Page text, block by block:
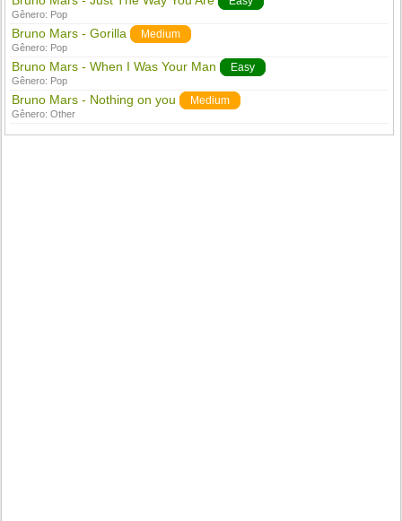
Gênero: Pop
Bruno Mars - Gorilla Medium
Gênero: Pop
Bruno Mars - When I Was Your Man Easy
Gênero: Pop
Bruno Mars - Nothing on you Medium
Gênero:Other